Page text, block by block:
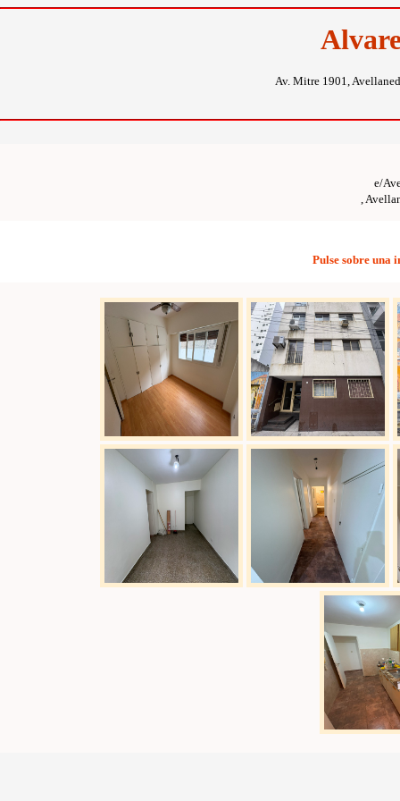
Av. Mitre 1901,
e/
,
Pulse sobre una